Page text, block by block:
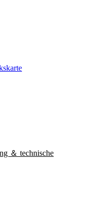
＆ technische